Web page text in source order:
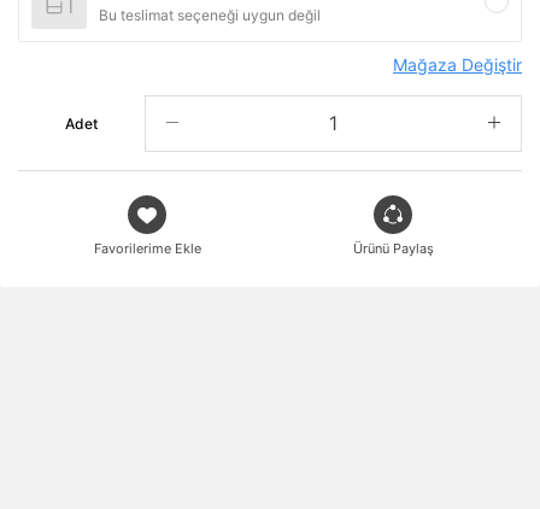
Bu teslimat seçeneği uygun değil
Mağaza Değiştir
Adet
Favorilerime Ekle Ürünü Paylaş